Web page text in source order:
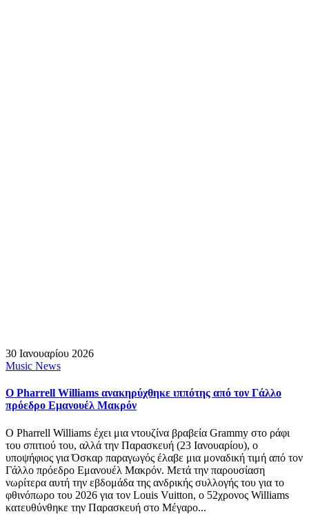
30 Ιανουαρίου 2026
Music News
Ο Pharrell Williams ανακηρύχθηκε ιππότης από τον Γάλλο
πρόεδρο Εμανουέλ Μακρόν
Ο Pharrell Williams έχει μια ντουζίνα βραβεία Grammy στο ράφι
του σπιτιού του, αλλά την Παρασκευή (23 Ιανουαρίου), ο
υποψήφιος για Όσκαρ παραγωγός έλαβε μια μοναδική τιμή από τον
Γάλλο πρόεδρο Εμανουέλ Μακρόν. Μετά την παρουσίαση
νωρίτερα αυτή την εβδομάδα της ανδρικής συλλογής του για το
φθινόπωρο του 2026 για τον Louis Vuitton, ο 52χρονος Williams
κατευθύνθηκε την Παρασκευή στο Μέγαρο...